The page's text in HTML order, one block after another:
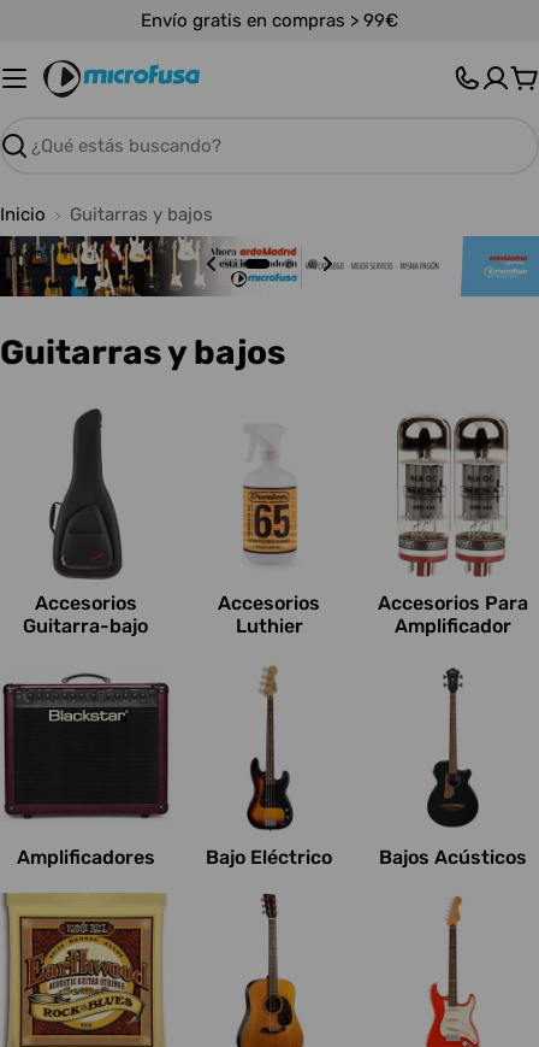
contenido
Envío gratis en compras > 99€
Buscar
Inicio Guitarras y bajos
C
e
s
:
Guitarras y bajos
Accesorios
Guitarra-bajo
Accesorios
Luthier
Accesorios Para
Amplificador
Amplificadores Bajo Eléctrico Bajos Acústicos